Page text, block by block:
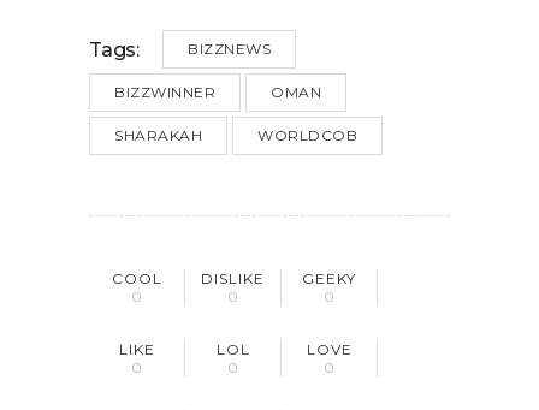
Tags: BIZZNEWS
BIZZWINNER OMAN
SHARAKAH WORLDCOB
COOL
0
DISLIKE
0
GEEKY
0
LIKE
0
LOL
0
LOVE
0